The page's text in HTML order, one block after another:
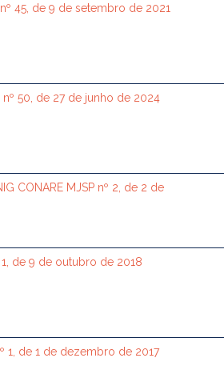
45, de 9 de setembro de 2021
50, de 27 de junho de 2024
CONARE MJSP nº 2, de 2 de
de 9 de outubro de 2018
1, de 1 de dezembro de 2017